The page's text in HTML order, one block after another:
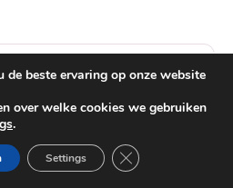
positieve
voor zich.
de beste ervaring op onze website
over welke cookies we gebruiken
.
Settings Close GDPR